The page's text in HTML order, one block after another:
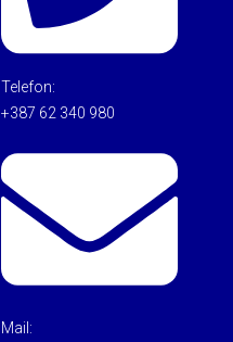
Telefon:
+387 62 340 980
Mail: